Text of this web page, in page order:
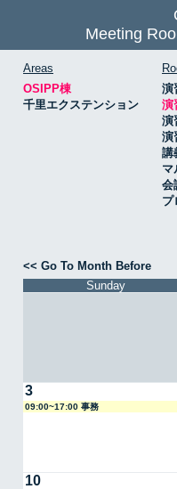
Meeting
Areas
OSIPP棟
千里エクステンション
演
演
演
演
講
マ
会
プ
<< Go To Month Before
Sunday
3
09:00~17:00 事務
10